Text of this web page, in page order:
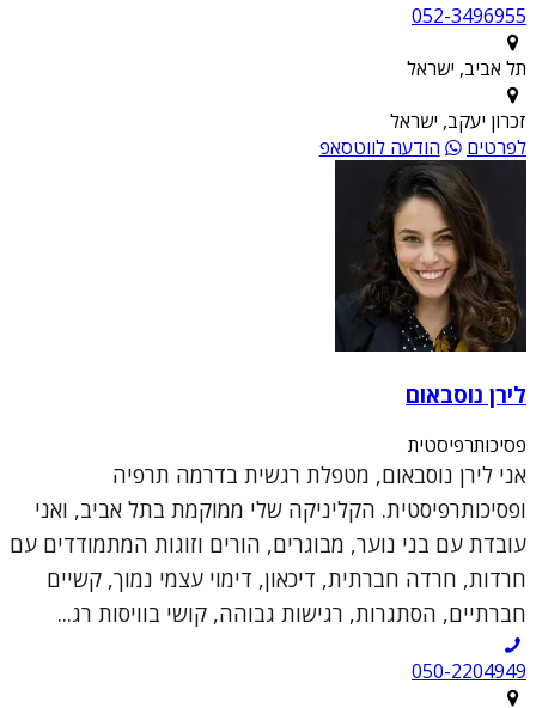
052-3496955
תל אביב, ישראל
זכרון יעקב, ישראל
לפרטים
הודעה לווטסאפ
לירן נוסבאום
פסיכותרפיסטית
אני לירן נוסבאום, מטפלת רגשית בדרמה תרפיה
ופסיכותרפיסטית. הקליניקה שלי ממוקמת בתל אביב, ואני
עובדת עם בני נוער, מבוגרים, הורים וזוגות המתמודדים עם
חרדות, חרדה חברתית, דיכאון, דימוי עצמי נמוך, קשיים
חברתיים, הסתגרות, רגישות גבוהה, קושי בוויסות רג...
050-2204949